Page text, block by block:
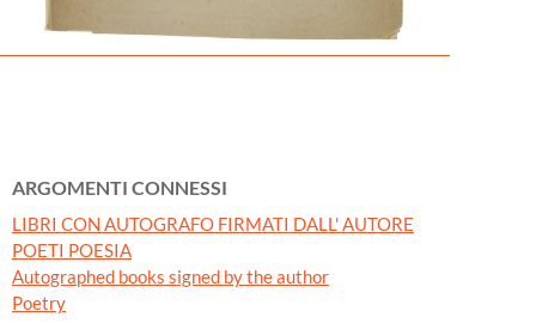
ARGOMENTI CONNESSI
LIBRI CON AUTOGRAFO FIRMATI DALL' AUTORE
POETI POESIA
Autographed books signed by the author
Poetry